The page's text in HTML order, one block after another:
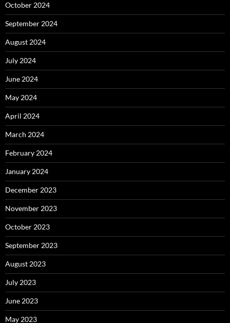
October 2024
September 2024
August 2024
July 2024
June 2024
May 2024
April 2024
March 2024
February 2024
January 2024
December 2023
November 2023
October 2023
September 2023
August 2023
July 2023
June 2023
May 2023